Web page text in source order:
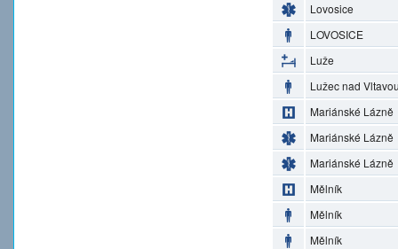
Lovosice
LOVOSICE
Luže
Lužec nad
Mariánské Lázně
Mariánské Lázně
Mariánské Lázně
Mělník
Mělník
Mělník